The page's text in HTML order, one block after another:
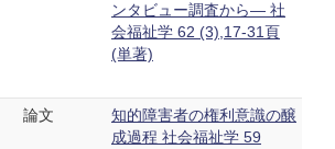
ンタビュー調査から― 社
会福祉学 62 (3),17-31頁
(単著)
論文
知的障害者の権利意識の醸
成過程 社会福祉学 59